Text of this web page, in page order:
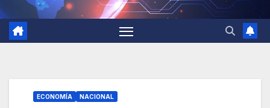
ECONOMÍA NACIONAL